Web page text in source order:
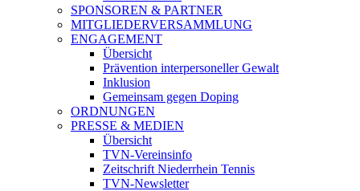
SPONSOREN & PARTNER
MITGLIEDERVERSAMMLUNG
ENGAGEMENT
Übersicht
Prävention interpersoneller Gewalt
Inklusion
Gemeinsam gegen Doping
ORDNUNGEN
PRESSE & MEDIEN
Übersicht
TVN-Vereinsinfo
Zeitschrift Niederrhein Tennis
TVN-Newsletter